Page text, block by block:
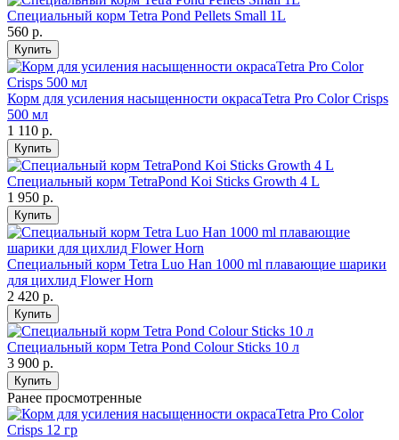
Специальный корм Tetra Pond Pellets Small 1L
560 р.
Купить
Корм для усиления насыщенности окрасаTetra Pro Color Crisps
500 мл
1 110 р.
Купить
Специальный корм TetraPond Koi Sticks Growth 4 L
1 950 р.
Купить
Специальный корм Tetra Luo Han 1000 ml плавающие шарики
для цихлид Flower Horn
2 420 р.
Купить
Специальный корм Tetra Pond Colour Sticks 10 л
3 900 р.
Купить
Ранее просмотренные